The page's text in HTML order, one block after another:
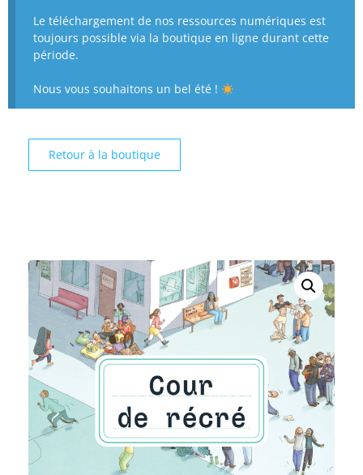
Le téléchargement de nos ressources numériques est
toujours possible via la boutique en ligne durant cette
période.
Nous vous souhaitons un bel été !
Retour à la boutique